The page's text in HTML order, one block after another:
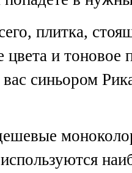
плитка,
и тоновое
синьором